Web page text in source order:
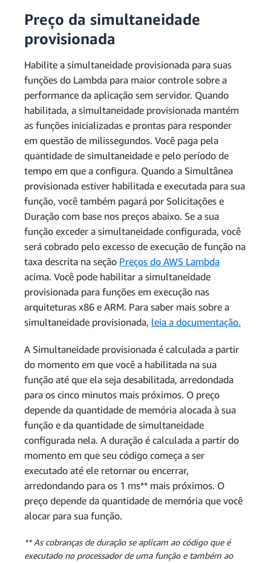
Total de
cobranças
USD 32,00 +
USD 26,00 +
USD 10,92 =
USD 490,46
Cobranças mensais totais
Cobranças mensais de
solicitações
3 milhões de solicitações – 1
milhão de solicitações de nível
gratuito = 2 milhões de solicitações
faturáveis mensais
2 milhões * USD 0,2/milhão =
USD 0,40
Total de cobranças mensais
computação + cobrança de
solicitações = USD 2,33 +
USD 0,40 = USD 2,73 por mês
Cobranças mensais de
solicitações
7,44 milhões *
USD 0,20/milhão = USD 1.488 ~=
USD 1,49
Cobranças mensais por
computação:
Computação mensal (GB/s) →
14,88 milhões de segundos * 1024
MB/1024 MB = 14,88 GB/s
Cobranças mensais de computação
→14,88 milhões de GB/s *
USD 0,0000166667 = USD 248,00
Total de cobranças mensais:
Cobranças totais mensais =
Cobranças de solicitação +
Preço da simultaneidade
provisionada
Habilite a simultaneidade provisionada para suas
funções do Lambda para maior controle sobre a
performance da aplicação sem servidor. Quando
habilitada, a simultaneidade provisionada mantém
as funções inicializadas e prontas para responder
em questão de milissegundos. Você paga pela
quantidade de simultaneidade e pelo período de
tempo em que a configura. Quando a Simultânea
provisionada estiver habilitada e executada para sua
função, você também pagará por Solicitações e
Duração com base nos preços abaixo. Se a sua
função exceder a simultaneidade configurada, você
será cobrado pelo excesso de execução de função na
taxa descrita na seção Preços do AWS Lambda
acima. Você pode habilitar a simultaneidade
provisionada para funções em execução nas
arquiteturas x86 e ARM. Para saber mais sobre a
simultaneidade provisionada, leia a documentação.
A Simultaneidade provisionada é calculada a partir
do momento em que você a habilitada na sua
função até que ela seja desabilitada, arredondada
para os cinco minutos mais próximos. O preço
depende da quantidade de memória alocada à sua
função e da quantidade de simultaneidade
configurada nela. A duração é calculada a partir do
momento em que seu código começa a ser
executado até ele retornar ou encerrar,
arredondando para os 1 ms** mais próximos. O
preço depende da quantidade de memória que você
alocar para sua função.
** As cobranças de duração se aplicam ao código que é
executado no processador de uma função e também ao